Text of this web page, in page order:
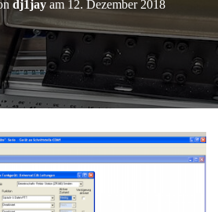
dj1jayam 12. Dezember 2018